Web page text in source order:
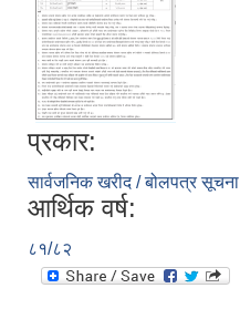
प्रकार:
सार्वजनिक खरीद / बोलपत्र सूचना
आर्थिक वर्ष:
८१/८२